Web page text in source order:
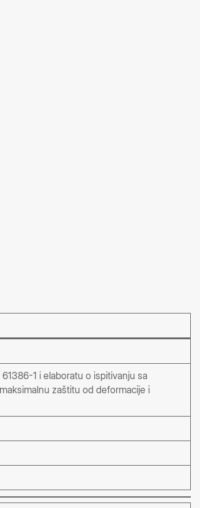
1 i elaboratu o ispitivanju sa
zaštitu od deformacije i